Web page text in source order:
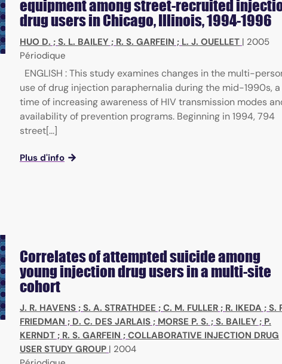
equipment among street-recruited
drug users in Chicago, Illinois, 1994-1996
HUO D. ; S. L. BAILEY ; R. S. GARFEIN ; L. J. OUELLET | 2005
Périodique
ENGLISH : This study examines changes in the multi-
use of drug injection paraphernalia during the mid-1990s, a
time of increasing awareness of HIV transmission modes
availability of prevention programs. Beginning in 1994, 794
street[...]
Plus d'info
Correlates of attempted suicide among
young injection drug users in a multi-site
cohort
J. R. HAVENS ; S. A. STRATHDEE ; C. M. FULLER ; R. IKEDA ; S.
FRIEDMAN ; D. C. DES JARLAIS ; MORSE P. S. ; S. BAILEY ; P.
KERNDT ; R. S. GARFEIN ; COLLABORATIVE INJECTION DRUG
USER STUDY GROUP | 2004